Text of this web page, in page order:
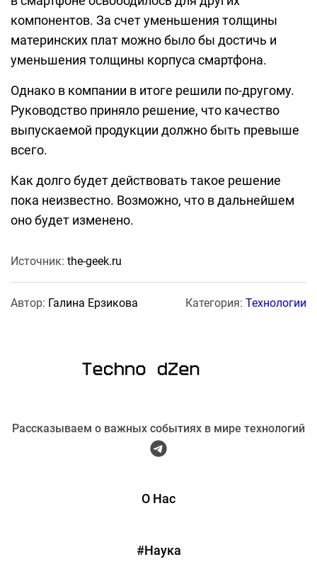
компонентов. За счет уменьшения толщины
материнских плат можно было бы достичь и
уменьшения толщины корпуса смартфона.
Однако в компании в итоге решили по-другому.
Руководство приняло решение, что качество
выпускаемой продукции должно быть превыше
всего.
Как долго будет действовать такое решение
пока неизвестно. Возможно, что в дальнейшем
оно будет изменено.
Источник: the-geek.ru
Автор: Галина Ерзикова Категория: Технологии
Рассказываем о важных событиях в мире технологий
О Нас
#Наука